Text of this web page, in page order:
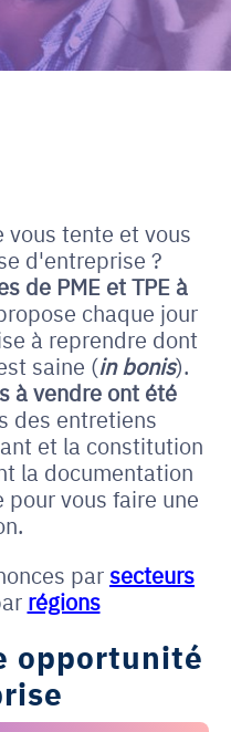
vous tente et vous
d'entreprise ?
de PME etTPE à
chaque jour
à reprendre dont
saine (in bonis).
à vendre ont été
des entretiens
et la constitution
la documentation
vous faire une
parsecteurs
régions
opportunité